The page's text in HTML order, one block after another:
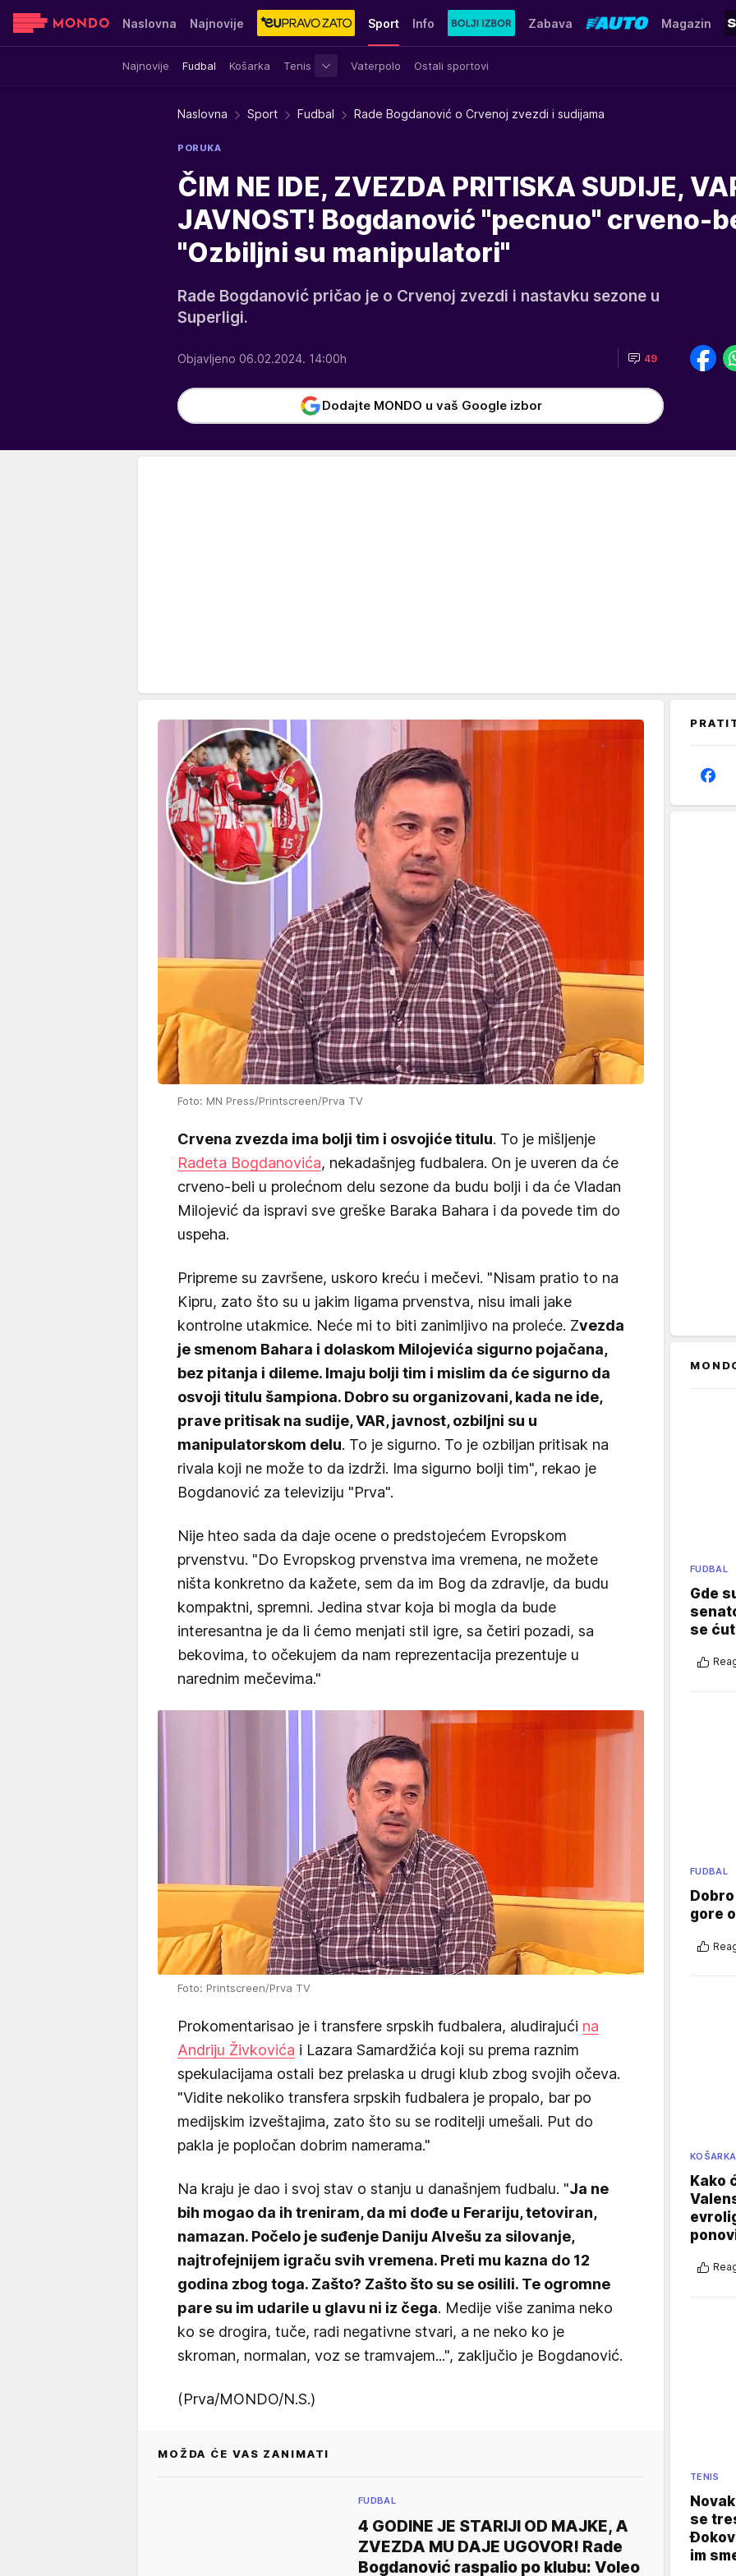
Naslovna Najnovije Sport
Najnovije Fudbal Košarka Tenis Vaterpolo Ostali sportovi
Info Zabava Magazin
Sensa Stvar ukusa Yumama
Naslovna Sport Fudbal Rade Bogdanović o Crvenoj zvezdi i sudijama
PORUKA
ČIM NE IDE, ZVEZDA PRITISKA SUDIJE,
JAVNOST! Bogdanović "pecnuo" crveno-
"Ozbiljni su manipulatori"
Rade Bogdanović pričao je o Crvenoj zvezdi i nastavku sezone u
Superligi.
Objavljeno 06.02.2024. 14:00h 49
Dodajte MONDO u vaš Google izbor
Foto: MN Press/Printscreen/Prva TV
Crvena zvezda ima bolji tim i osvojiće titulu. To je mišljenje
Radeta Bogdanovića, nekadašnjeg fudbalera. On je uveren da će
crveno-beli u prolećnom delu sezone da budu bolji i da će Vladan
Milojević da ispravi sve greške Baraka Bahara i da povede tim do
uspeha.
Pripreme su završene, uskoro kreću i mečevi. "Nisam pratio to na
Kipru, zato što su u jakim ligama prvenstva, nisu imali jake
kontrolne utakmice. Neće mi to biti zanimljivo na proleće. Zvezda
je smenom Bahara i dolaskom Milojevića sigurno pojačana,
bez pitanja i dileme. Imaju bolji tim i mislim da će sigurno da
osvoji titulu šampiona. Dobro su organizovani, kada ne ide,
prave pritisak na sudije, VAR, javnost, ozbiljni su u
manipulatorskom delu. To je sigurno. To je ozbiljan pritisak na
rivala koji ne može to da izdrži. Ima sigurno bolji tim", rekao je
Bogdanović za televiziju "Prva".
Nije hteo sada da daje ocene o predstojećem Evropskom
prvenstvu. "Do Evropskog prvenstva ima vremena, ne možete
ništa konkretno da kažete, sem da im Bog da zdravlje, da budu
kompaktni, spremni. Jedina stvar koja bi mogla da bude
interesantna je da li ćemo menjati stil igre, sa četiri pozadi, sa
bekovima, to očekujem da nam reprezentacija prezentuje u
narednim mečevima."
Foto: Printscreen/Prva TV
Prokomentarisao je i transfere srpskih fudbalera, aludirajući na
Andriju Živkovića i Lazara Samardžića koji su prema raznim
spekulacijama ostali bez prelaska u drugi klub zbog svojih očeva.
"Vidite nekoliko transfera srpskih fudbalera je propalo, bar po
medijskim izveštajima, zato što su se roditelji umešali. Put do
pakla je popločan dobrim namerama."
Na kraju je dao i svoj stav o stanju u današnjem fudbalu. "Ja ne
bih mogao da ih treniram, da mi dođe u Ferariju, tetoviran,
namazan. Počelo je suđenje Daniju Alvešu za silovanje,
najtrofejnijem igraču svih vremena. Preti mu kazna do 12
godina zbog toga. Zašto? Zašto što su se osilili. Te ogromne
pare su im udarile u glavu ni iz čega. Medije više zanima neko
ko se drogira, tuče, radi negativne stvari, a ne neko ko je
skroman, normalan, voz se tramvajem...", zaključio je Bogdanović.
(Prva/MONDO/N.S.)
MOŽDA ĆE VAS ZANIMATI
FUDBAL
4 GODINE JE STARIJI OD MAJKE, A
ZVEZDA MU DAJE UGOVOR! Rade
Bogdanović raspalio po klubu: Voleo
FUDBAL
Gde
se
FUDBAL
gore
KOŠARKA
Kako
TENIS
se
im